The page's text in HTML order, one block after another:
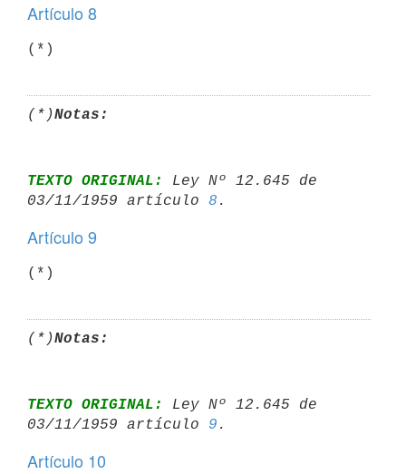
Artículo 8
(*)
(*)Notas:
TEXTO ORIGINAL:
Ley Nº 12.645 de
03/11/1959 artículo 8
Artículo 9
(*)
(*)Notas:
TEXTO ORIGINAL:
Ley Nº 12.645 de
03/11/1959 artículo 9
Artículo 10